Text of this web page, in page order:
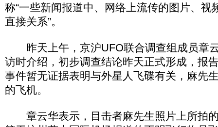
称“一些新闻报道中、网络上流传的图片、视
直接关系”。
昨天上午，京沪UFO联合调查组成员章
访时介绍，初步调查结论昨天正式形成，报
事件暂无证据表明与外星人飞碟有关，麻先
的飞机。
章云华表示，目击者麻先生照片上所拍